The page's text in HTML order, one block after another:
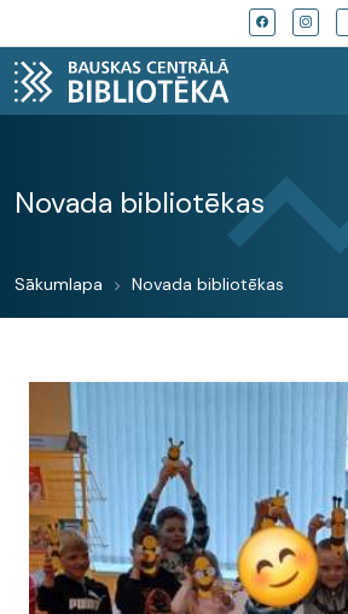
Novada bibliotēkas
Sākumlapa Novada bibliotēkas